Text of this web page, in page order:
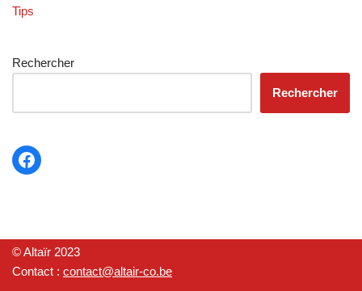
Tips
Rechercher
Rechercher
© Altaïr 2023
Contact : contact@altair-co.be